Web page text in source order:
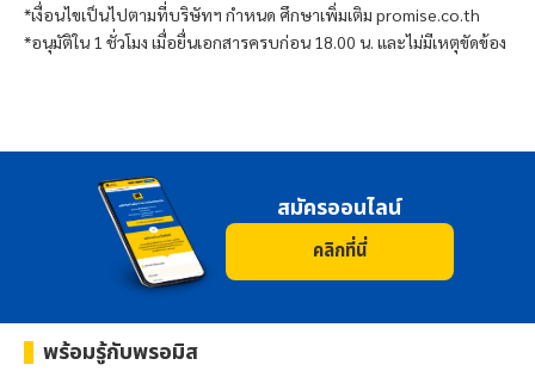
*เงื่อนไขเป็นไปตามที่บริษัทฯ กำหนด ศึกษาเพิ่มเติม promise.co.th
*อนุมัติใน 1 ชั่วโมง เมื่อยื่นเอกสารครบก่อน 18.00 น. และไม่มีเหตุขัดข้อง
สมัครออนไลน์
คลิกที่นี่
พร้อมรู้กับพรอมิส